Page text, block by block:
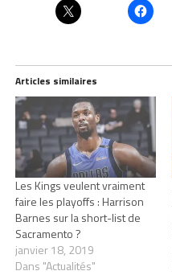
Articles similaires
Les Kings veulent vraiment
faire les playoffs : Harrison
Barnes sur la short-list de
Sacramento ?
janvier 18, 2019
Dans "Actualités"